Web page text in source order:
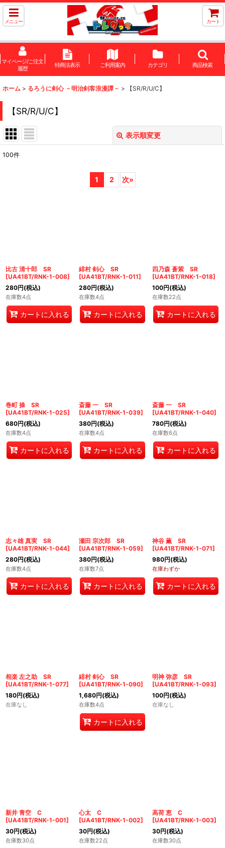
メニュー カート
マイページ/ご注文
履歴
特商法表示 ご利用案内 カテゴリ 商品検索
ホーム > るろうに剣心 －明治剣客浪漫譚－ > 【SR/R/U/C】
【SR/R/U/C】
表示順変更
100件
1 2 次»
比古 清十郎 SR
[UA41BT/RNK-1-008]
280円(税込)
在庫数4点
カートに入れる
緋村 剣心 SR
[UA41BT/RNK-1-011]
280円(税込)
在庫数4点
カートに入れる
四乃森 蒼紫 SR
[UA41BT/RNK-1-018]
100円(税込)
在庫数22点
カートに入れる
巻町 操 SR
[UA41BT/RNK-1-025]
680円(税込)
在庫数4点
カートに入れる
斎藤 一 SR
[UA41BT/RNK-1-039]
380円(税込)
在庫数4点
カートに入れる
斎藤 一 SR
[UA41BT/RNK-1-040]
780円(税込)
在庫数6点
カートに入れる
志々雄 真実 SR
[UA41BT/RNK-1-044]
280円(税込)
在庫数4点
カートに入れる
瀬田 宗次郎 SR
[UA41BT/RNK-1-059]
380円(税込)
在庫数7点
カートに入れる
神谷 薫 SR
[UA41BT/RNK-1-071]
980円(税込)
在庫わずか
カートに入れる
相楽 左之助 SR
[UA41BT/RNK-1-077]
180円(税込)
在庫なし
緋村 剣心 SR
[UA41BT/RNK-1-090]
1,680円(税込)
在庫数4点
カートに入れる
明神 弥彦 SR
[UA41BT/RNK-1-093]
100円(税込)
在庫なし
新井 青空 C
[UA41BT/RNK-1-001]
30円(税込)
在庫数30点
心太 C
[UA41BT/RNK-1-002]
30円(税込)
在庫数22点
高荷 恵 C
[UA41BT/RNK-1-003]
30円(税込)
在庫数30点